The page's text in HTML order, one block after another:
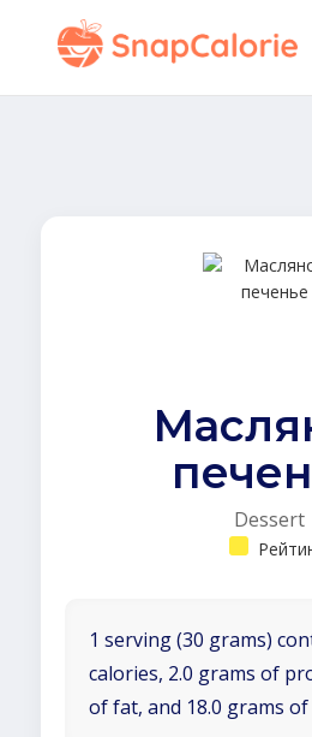
Dessert
1 serving (30 grams)
calories, 2.0 grams of
of fat, and 18.0 grams